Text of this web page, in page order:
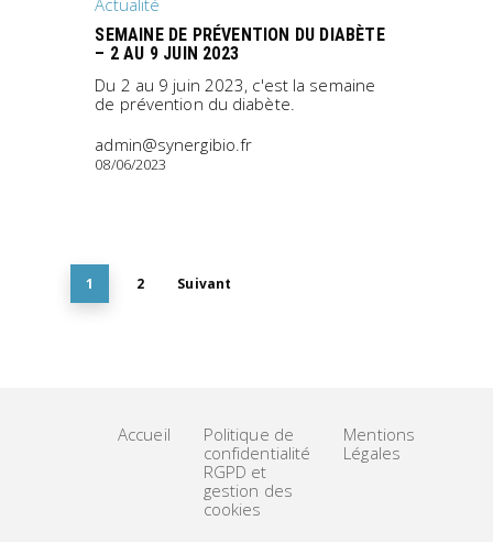
SEMAINE DE PRÉVENTION DU DIABÈTE
– 2 AU 9 JUIN 2023
Du 2 au 9 juin 2023, c'est la semaine
de prévention du diabète.
admin@synergibio.fr
08/06/2023
1 2 Suivant
Accueil
Politique de
confidentialité
RGPD et
gestion des
cookies
Mentions
Légales